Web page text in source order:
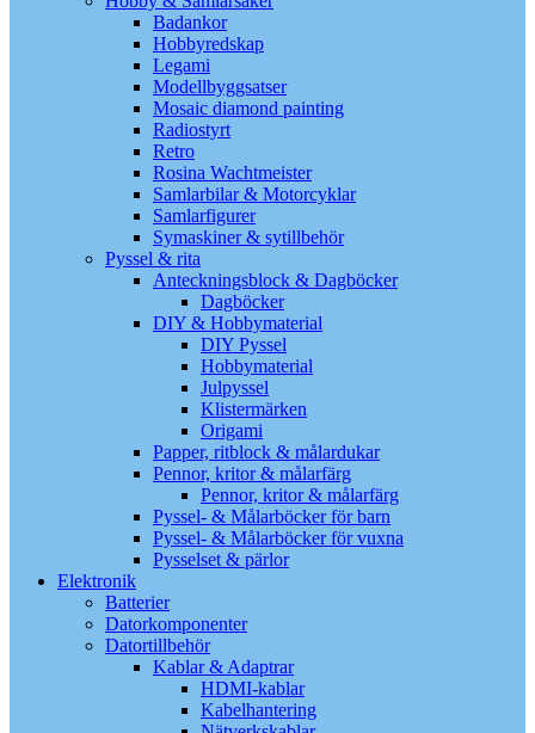
Badankor
Hobbyredskap
Legami
Modellbyggsatser
Mosaic diamond painting
Radiostyrt
Retro
Rosina Wachtmeister
Samlarbilar & Motorcyklar
Samlarfigurer
Symaskiner & sytillbehör
Pyssel & rita
Anteckningsblock & Dagböcker
Dagböcker
DIY & Hobbymaterial
DIY Pyssel
Hobbymaterial
Julpyssel
Klistermärken
Origami
Papper, ritblock & målardukar
Pennor, kritor & målarfärg
Pennor, kritor & målarfärg
Pyssel- & Målarböcker för barn
Pyssel- & Målarböcker för vuxna
Pysselset & pärlor
Elektronik
Batterier
Datorkomponenter
Datortillbehör
Kablar & Adaptrar
HDMI-kablar
Kabelhantering